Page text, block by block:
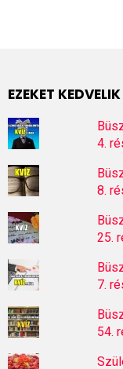
EZEKET
4.
8.
25.
7.
54.